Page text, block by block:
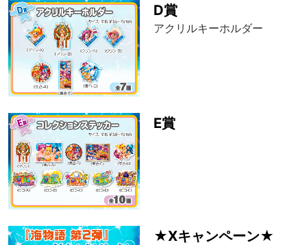
D賞
アクリルキーホルダー
E賞
★Xキャンペーン★